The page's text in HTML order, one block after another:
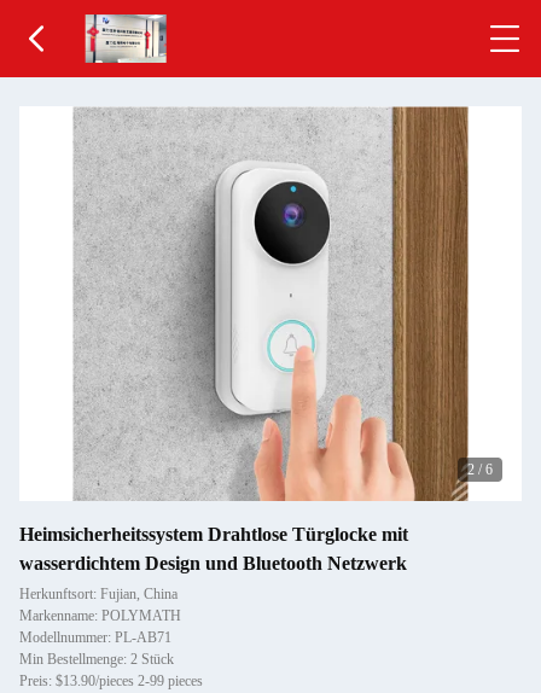
2 / 6
Heimsicherheitssystem Drahtlose Türglocke mit
wasserdichtem Design und Bluetooth Netzwerk
Herkunftsort: Fujian, China
Markenname: POLYMATH
Modellnummer: PL-AB71
Min Bestellmenge: 2 Stück
Preis: $13.90/pieces 2-99 pieces